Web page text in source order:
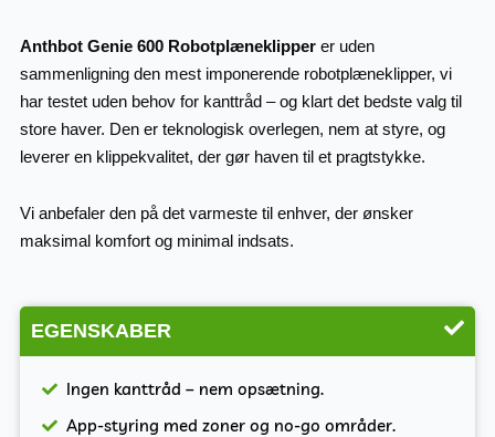
Anthbot Genie 600 Robotplæneklipperer uden
sammenligning den mest imponerende robotplæneklipper, vi
har testet uden behov for kanttråd – og klart det bedste valg til
store haver. Den er teknologisk overlegen, nem at styre, og
leverer en klippekvalitet, der gør haven til et pragtstykke.
Vi anbefaler den på det varmeste til enhver, der ønsker
maksimal komfort og minimal indsats.
EGENSKABER
Ingen kanttråd – nem opsætning.
App-styring med zoner og no-go områder.